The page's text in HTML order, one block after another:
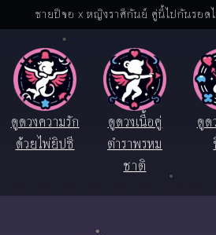
ชายปีจอ x หญิงราศีกันย์ คู่นี้ไปกันรอดไ
ดูดวงความรัก
ด้วยไพ่ยิปซี
ดูดวงเนื้อคู่
ตำราพรหม
ชาติ
ดูด